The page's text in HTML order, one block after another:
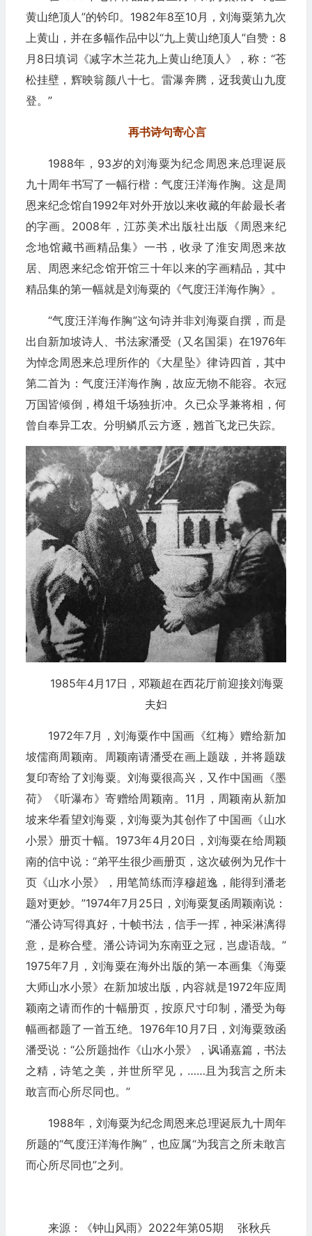
黄山绝顶人”的钤印。1982年8至10月，刘海粟第九次
上黄山，并在多幅作品中以“九上黄山绝顶人”自赞：8
月8日填词《减字木兰花九上黄山绝顶人》，称：“苍
松挂壁，辉映翁颜八十七。雷瀑奔腾，迓我黄山九度
登。”
再书诗句寄心言
1988年，93岁的刘海粟为纪念周恩来总理诞辰
九十周年书写了一幅行楷：气度汪洋海作胸。这是周
恩来纪念馆自1992年对外开放以来收藏的年龄最长者
的字画。2008年，江苏美术出版社出版《周恩来纪
念地馆藏书画精品集》一书，收录了淮安周恩来故
居、周恩来纪念馆开馆三十年以来的字画精品，其中
精品集的第一幅就是刘海粟的《气度汪洋海作胸》。
“气度汪洋海作胸”这句诗并非刘海粟自撰，而是
出自新加坡诗人、书法家潘受（又名国渠）在1976年
为悼念周恩来总理所作的《大星坠》律诗四首，其中
第二首为：气度汪洋海作胸，故应无物不能容。衣冠
万国皆倾倒，樽俎千场独折冲。久已众孚兼将相，何
曾自奉异工农。分明鳞爪云方逐，翘首飞龙已失踪。
1985年4月17日，邓颖超在西花厅前迎接刘海粟
夫妇
1972年7月，刘海粟作中国画《红梅》赠给新加
坡儒商周颖南。周颖南请潘受在画上题跋，并将题跋
复印寄给了刘海粟。刘海粟很高兴，又作中国画《墨
荷》《听瀑布》寄赠给周颖南。11月，周颖南从新加
坡来华看望刘海粟，刘海粟为其创作了中国画《山水
小景》册页十幅。1973年4月20日，刘海粟在给周颖
南的信中说：“弟平生很少画册页，这次破例为兄作十
页《山水小景》，用笔简练而淳穆超逸，能得到潘老
题对更妙。”1974年7月25日，刘海粟复函周颖南说：
“潘公诗写得真好，十帧书法，信手一挥，神采淋漓得
意，是称合璧。潘公诗词为东南亚之冠，岂虚语哉。”
1975年7月，刘海粟在海外出版的第一本画集《海粟
大师山水小景》在新加坡出版，内容就是1972年应周
颖南之请而作的十幅册页，按原尺寸印制，潘受为每
幅画都题了一首五绝。1976年10月7日，刘海粟致函
潘受说：“公所题拙作《山水小景》，讽诵嘉篇，书法
之精，诗笔之美，并世所罕见，……且为我言之所未
敢言而心所尽同也。”
1988年，刘海粟为纪念周恩来总理诞辰九十周年
所题的“气度汪洋海作胸”，也应属“为我言之所未敢言
而心所尽同也”之列。
来源：《钟山风雨》2022年第05期 张秋兵